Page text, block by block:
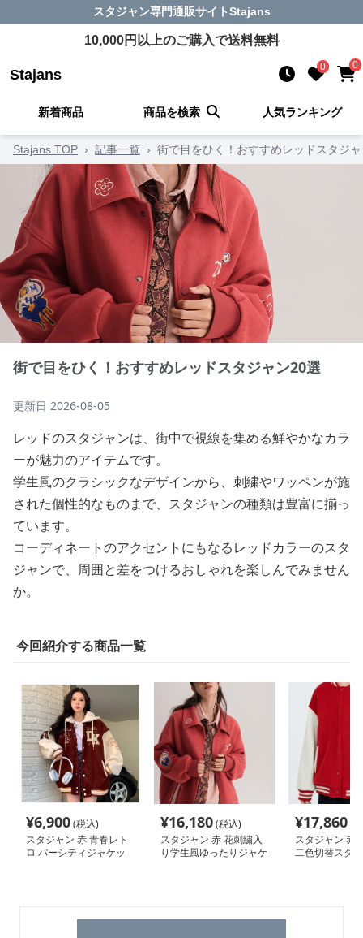
スタジャン専門通販サイトStajans
10,000円以上のご購入で送料無料
Stajans 0 0
新着商品 商品を検索 人気ランキング
Stajans TOP › 記事一覧 › 街で目をひく！おすすめレッドスタジ
街で目をひく！おすすめレッドスタジャン20選
更新日 2026-08-05
レッドのスタジャンは、街中で視線を集める鮮やかなカラ
ーが魅力のアイテムです。
学生風のクラシックなデザインから、刺繍やワッペンが施
された個性的なものまで、スタジャンの種類は豊富に揃っ
ています。
コーディネートのアクセントにもなるレッドカラーのスタ
ジャンで、周囲と差をつけるおしゃれを楽しんでみません
か。
今回紹介する商品一覧
¥6,900(税込)
スタジャン 赤 青春レト
ロ バーシティジャケッ
¥16,180(税込)
スタジャン 赤 花刺繍入
り学生風ゆったりジャケ
¥17,860
スタジャン 赤
二色切替スタ